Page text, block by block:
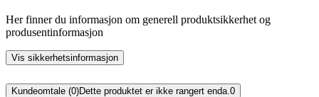
Her finner du informasjon om generell produktsikkerhet og
produsentinformasjon
Vis sikkerhetsinformasjon
Kundeomtale (0)Dette produktet er ikke rangert enda. 0